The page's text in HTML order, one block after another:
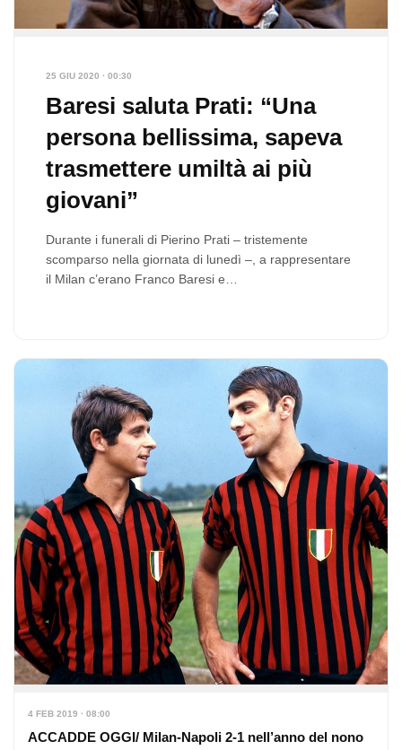
25 GIU 2020 · 00:30
Baresi saluta Prati: “Una
persona bellissima, sapeva
trasmettere umiltà ai più
giovani”
Durante i funerali di Pierino Prati – tristemente
scomparso nella giornata di lunedì –, a rappresentare
il Milan c’erano Franco Baresi e…
4 FEB 2019 · 08:00
ACCADDE OGGI/ Milan-Napoli 2-1 nell’anno del nono